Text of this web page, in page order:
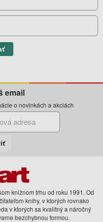
email
o novinkách a akciách
knižnom trhu od roku 1991. Od
knihy, v ktorých rovnako
v ktorých sa kvalitný a náročný
bezchybnou formou.